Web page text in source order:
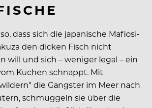
dass sich die japanische Mafiosi-
den dicken Fisch nicht
will und sich – weniger legal – ein
Kuchen schnappt. Mit
die Gangster im Meer nach
schmuggeln sie über die